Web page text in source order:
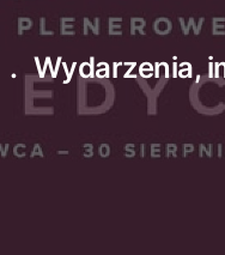
Wydarzenia,